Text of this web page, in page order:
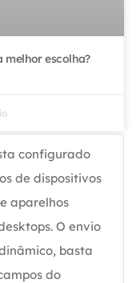
melhor escolha?
configurado
de dispositivos
aparelhos
O envio
basta
do